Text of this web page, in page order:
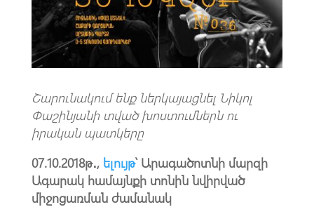
k p
p
Շարունակում ենք ներկայացնել Նիկոլ
Փաշինյանի տված խոստումներն ու
իրական պատկերը
07.10.2018թ․, ելույթ՝ Արագածոտնի մարզի
Ագարակ համայնքի տոնին նվիրված
միջոցառման ժամանակ